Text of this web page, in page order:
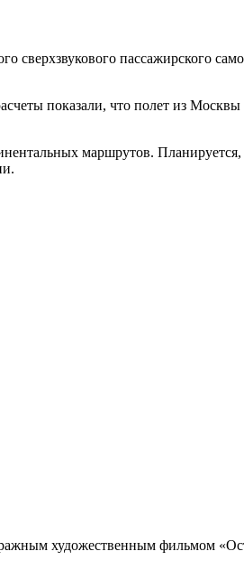
пассажирского
показали, что полет из
маршрутов. Планируется,
художественным фильмом